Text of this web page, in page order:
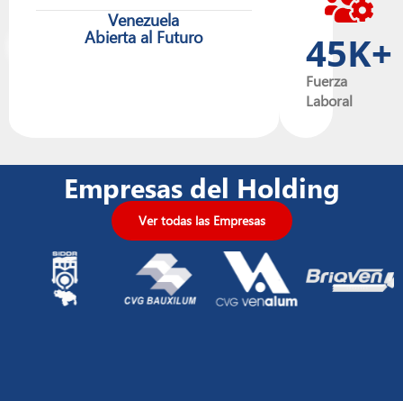
Venezuela
Abierta al Futuro
Fuerza
Laboral
45K+
Empresas del Holding
Ver todas las Empresas